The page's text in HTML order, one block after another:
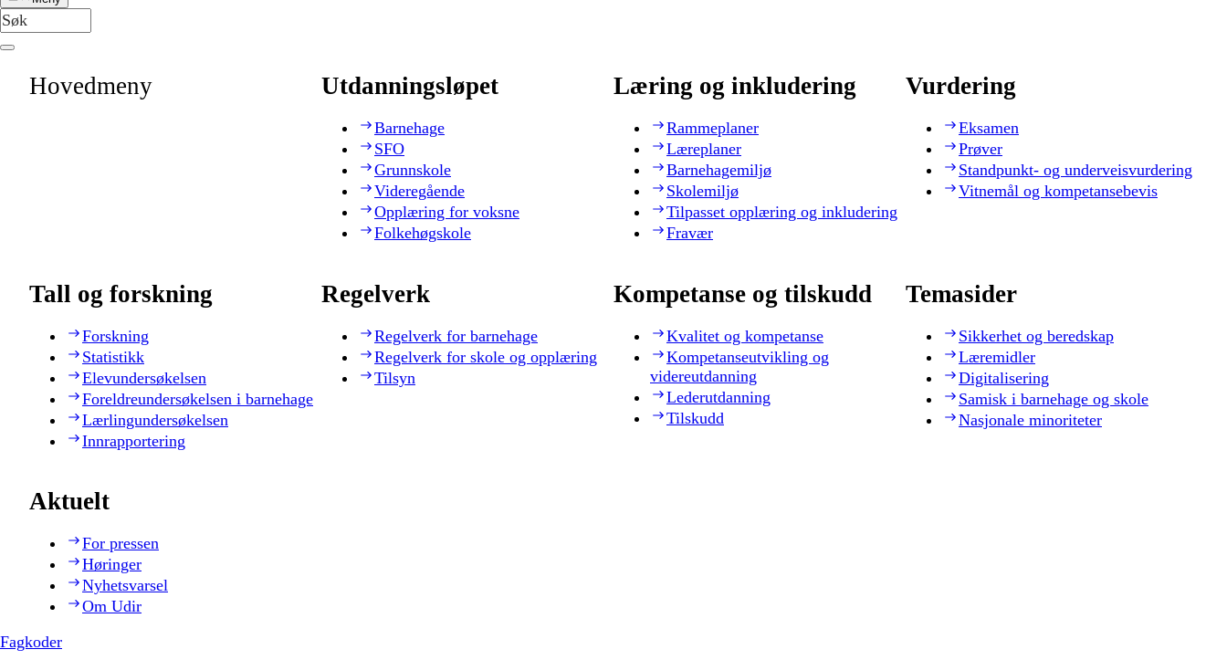
Hovedmeny Utdanningsløpet
Barnehage
SFO
Grunnskole
Videregående
Opplæring for voksne
Folkehøgskole
Læring og inkludering
Rammeplaner
Læreplaner
Barnehagemiljø
Skolemiljø
Tilpasset opplæring og inkludering
Fravær
Vurdering
Eksamen
Prøver
Standpunkt- og underveisvurdering
Vitnemål og kompetansebevis
Tall og forskning
Forskning
Statistikk
Elevundersøkelsen
Foreldreundersøkelsen i barnehage
Lærlingundersøkelsen
Innrapportering
Regelverk
Regelverk for barnehage
Regelverk for skole og opplæring
Tilsyn
Kompetanse og tilskudd
Kvalitet og kompetanse
Kompetanseutvikling og
videreutdanning
Lederutdanning
Tilskudd
Temasider
Sikkerhet og beredskap
Læremidler
Digitalisering
Samisk i barnehage og skole
Nasjonale minoriteter
Aktuelt
For pressen
Høringer
Nyhetsvarsel
Om Udir
Fagkoder